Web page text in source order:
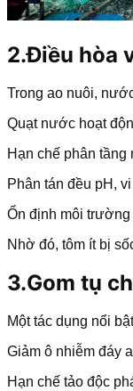
2.Điều hòa
Trong ao nuôi,
Quạt nước hoạt
Hạn chế phân tầng
Phân tán đều pH,
Ổn định môi
Nhờ đó, tôm ít bị
3.Gom tụ
Một tác dụng nổi
Giảm ô nhiễm đáy
Hạn chế tảo độc